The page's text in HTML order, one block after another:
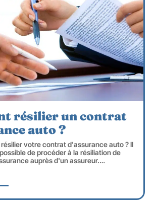
résilier un contrat
auto ?
votre contrat d'assurance auto ? Il
de procéder à la résiliation de
auprès d'un assureur.…